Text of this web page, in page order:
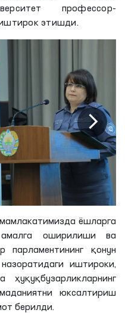
профессор-
этишди.
ёшларга
оширилиши ва
парламентининг қонун
иштироки,
юксалтириш
берилди.